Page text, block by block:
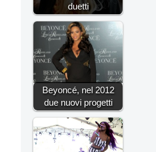
duetti
Beyoncé, nel 2012
due nuovi progetti